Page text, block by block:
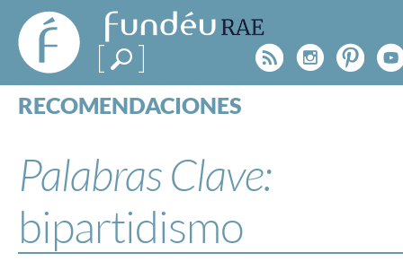
FundéuRAE
- Fundación
del Español
Urgente
Rss
RECOMENDACIONES
ESPECIALES
BLOG
NOTICIAS
Palabras Clave:
bipartidismo